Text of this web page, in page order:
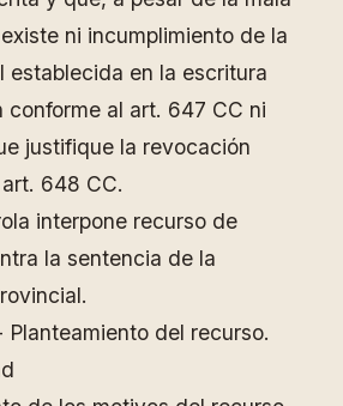
ni incumplimiento de la
establecida en la escritura
conforme al art. 647 CC ni
justifique la revocación
648 CC.
interpone recurso de
la sentencia de la
Planteamiento del recurso.